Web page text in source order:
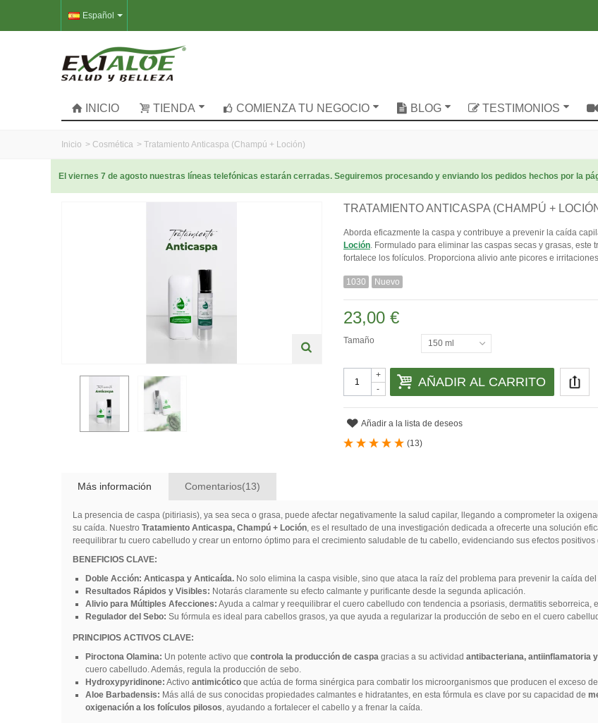
Español
INICIO TIENDA COMIENZA TU NEGOCIO BLOG TESTIMONIOS
Inicio > Cosmética > Tratamiento Anticaspa (Champú + Loción)
El viernes 7 de agosto nuestras líneas telefónicas estarán cerradas. Seguiremos procesando y enviando los pedidos hechos por la
TRATAMIENTO ANTICASPA (CHAMPÚ +
Aborda eficazmente la caspa y contribuye a prevenir la caída
Loción. Formulado para eliminar las caspas secas y grasas,
fortalece los folículos. Proporciona alivio ante picores e
1030 Nuevo
23,00 €
Tamaño 150 ml
-
+ AÑADIR AL CARRITO
Añadir a la lista de deseos
(13)
Más información Comentarios(13)
La presencia de caspa (pitiriasis), ya sea seca o grasa, puede afectar negativamente la salud capilar, llegando a comprometer la
su caída. Nuestro Tratamiento Anticaspa, Champú + Loción, es el resultado de una investigación dedicada a ofrecerte una solución
reequilibrar tu cuero cabelludo y crear un entorno óptimo para el crecimiento saludable de tu cabello, evidenciando sus efectos
BENEFICIOS CLAVE:
Doble Acción: Anticaspa y Anticaída.No solo elimina la caspa visible, sino que ataca la raíz del problema para prevenir la caída
Resultados Rápidos y Visibles: Notarás claramente su efecto calmante y purificante desde la segunda aplicación.
Alivio para Múltiples Afecciones: Ayuda a calmar y reequilibrar el cuero cabelludo con tendencia a psoriasis, dermatitis seborreica,
Regulador del Sebo: Su fórmula es ideal para cabellos grasos, ya que ayuda a regularizar la producción de sebo en el cuero
PRINCIPIOS ACTIVOS CLAVE:
Piroctona Olamina: Un potente activo que controla la producción de caspagracias a su actividad antibacteriana, antiinflamatoria
cuero cabelludo. Además, regula la producción de sebo.
Hydroxypyridinone: Activo antimicóticoque actúa de forma sinérgica para combatir los microorganismos que producen el exceso
Aloe Barbadensis: Más allá de sus conocidas propiedades calmantes e hidratantes, en esta fórmula es clave por su capacidad de
oxigenación a los folículos pilosos, ayudando a fortalecer el cabello y a frenar la caída.